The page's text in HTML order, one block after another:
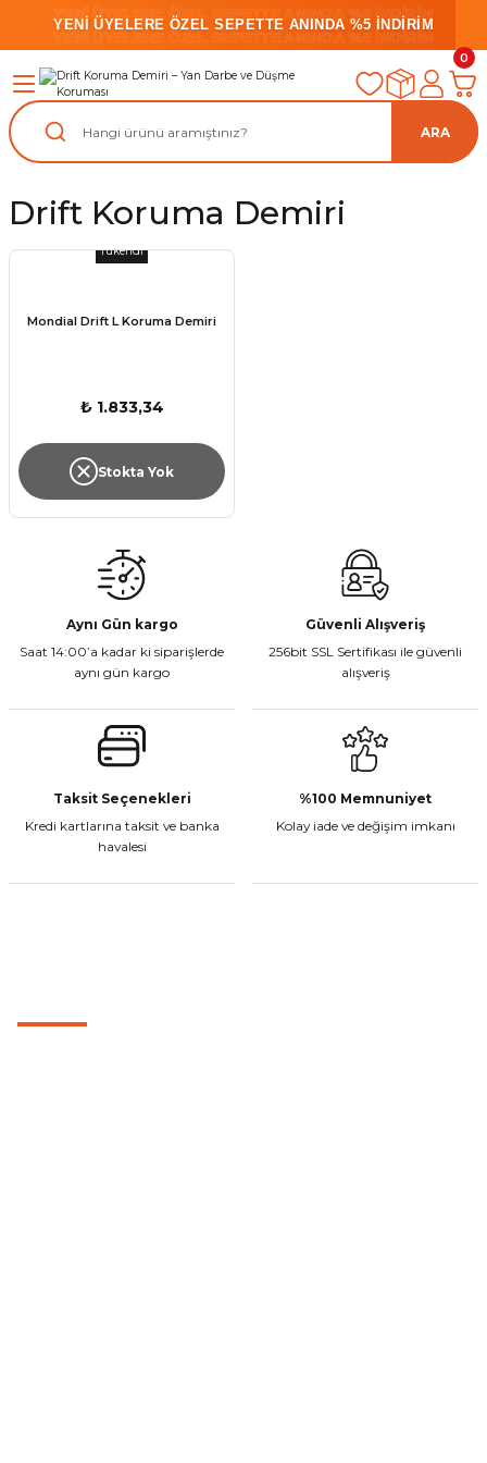
YENİ ÜYELERE ÖZEL SEPETTE ANINDA %5 İNDİRİM
YENİ ÜYELERE ÖZEL SEPETTE ANINDA %5 İNDİRİM
YENİ ÜYELERE ÖZEL SEPETTE ANINDA %5 İNDİRİM
ARA
0
Drift Koruma Demiri
Tükendi
Mondial Drift L Koruma Demiri
₺ 1.833,34
Stokta Yok
Aynı Gün kargo
Saat 14:00’a kadar ki siparişlerde
aynı gün kargo
Güvenli Alışveriş
256bit SSL Sertifikası ile güvenli
alışveriş
Taksit Seçenekleri
Kredi kartlarına taksit ve banka
havalesi
%100 Memnuniyet
Kolay iade ve değişim imkanı